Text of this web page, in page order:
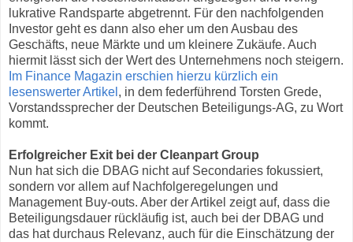
lukrative Randsparte abgetrennt. Für den nachfolgenden
Investor geht es dann also eher um den Ausbau des
Geschäfts, neue Märkte und um kleinere Zukäufe. Auch
hiermit lässt sich der Wert des Unternehmens noch steigern.
Im Finance Magazin erschien hierzu kürzlich ein
lesenswerter Artikel , in dem federführend Torsten Grede,
Vorstandssprecher der Deutschen Beteiligungs-AG, zu Wort
kommt.
Erfolgreicher Exit bei der Cleanpart Group
Nun hat sich die DBAG nicht auf Secondaries fokussiert,
sondern vor allem auf Nachfolgeregelungen und
Management Buy-outs. Aber der Artikel zeigt auf, dass die
Beteiligungsdauer rückläufig ist, auch bei der DBAG und
das hat durchaus Relevanz, auch für die Einschätzung der